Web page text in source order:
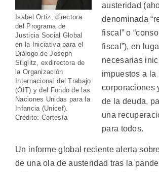
Isabel Ortiz, directora
del Programa de
Justicia Social Global
en la Iniciativa para el
Diálogo de Joseph
Stiglitz, exdirectora de
la Organización
Internacional del Trabajo
(OIT) y del Fondo de las
Naciones Unidas para la
Infancia (Unicef).
Crédito: Cortesía
austeridad
denominada
fiscal” o
fiscal”), en
necesarias
impuestos a la
corporaciones
de la deuda,
una
para todos.
Un informe global reciente alerta
de una ola de austeridad tras la